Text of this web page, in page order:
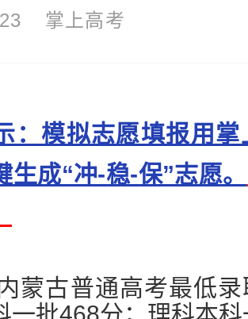
掌上高考
：模拟志愿填报用
生成“冲-稳-保”志愿。
蒙古普通高考最低